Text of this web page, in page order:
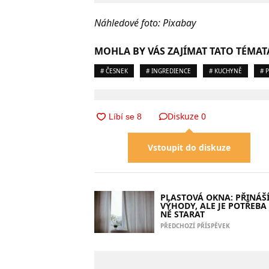
Náhledové foto: Pixabay
MOHLA BY VÁS ZAJÍMAT TATO
# ČESNEK # INGREDIENCE # KUCHYNĚ #
Diskuze 0
Vstoupit do diskuze
PLASTOVÁ OKNA: PŘINÁŠÍ
VÝHODY, ALE JE POTŘEBA
NĚ STARAT
PŘEDCHOZÍ PŘÍSPĚVEK